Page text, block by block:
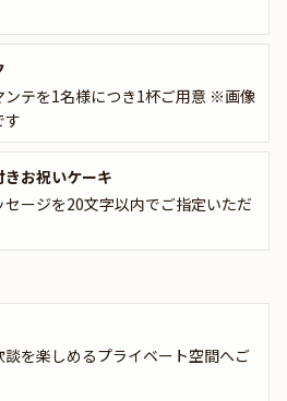
いケーキや花束もご提供いたします。
演出いたします。この隠れ家で、心温
い。
ンテを1名様につき1杯ご用意 ※画像
す
きお祝いケーキ
セージを20文字以内でご指定いただ
談を楽しめるプライベート空間へご